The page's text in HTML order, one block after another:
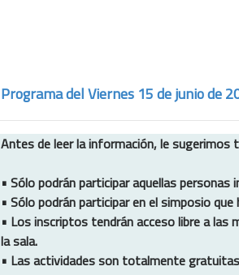
Programa del Viernes 15 de junio de
Antes de leer la información, le sugerimos
• Sólo podrán participar aquellas personas
• Sólo podrán participar en el simposio
• Los inscriptos tendrán acceso libre a
la sala.
• Las actividades son totalmente